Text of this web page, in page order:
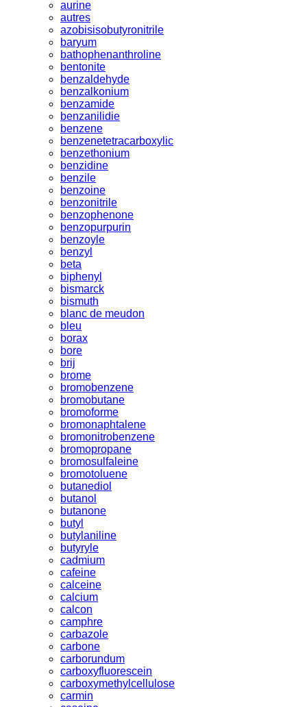
aurine
autres
azobisisobutyronitrile
baryum
bathophenanthroline
bentonite
benzaldehyde
benzalkonium
benzamide
benzanilidie
benzene
benzenetetracarboxylic
benzethonium
benzidine
benzile
benzoine
benzonitrile
benzophenone
benzopurpurin
benzoyle
benzyl
beta
biphenyl
bismarck
bismuth
blanc de meudon
bleu
borax
bore
brij
brome
bromobenzene
bromobutane
bromoforme
bromonaphtalene
bromonitrobenzene
bromopropane
bromosulfaleine
bromotoluene
butanediol
butanol
butanone
butyl
butylaniline
butyryle
cadmium
cafeine
calceine
calcium
calcon
camphre
carbazole
carbone
carborundum
carboxyfluorescein
carboxymethylcellulose
carmin